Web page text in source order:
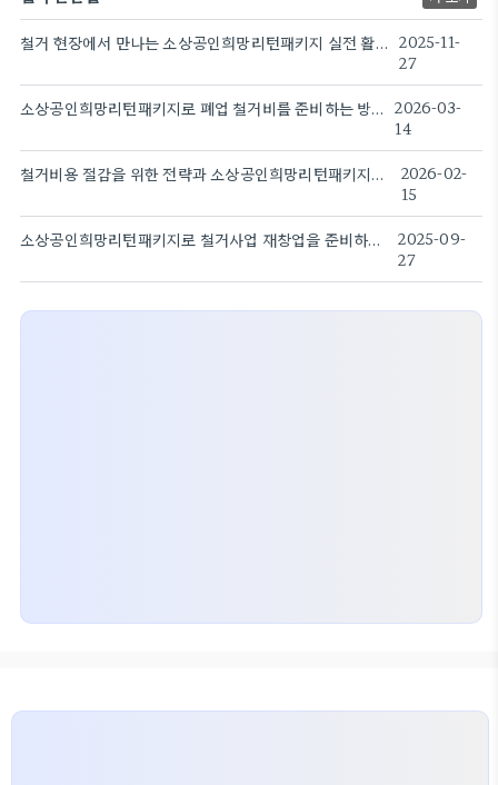
철거 현장에서 만나는 소상공인희망리턴패키지 실전 활용 2025-11-
27
소상공인희망리턴패키지로 폐업 철거비를 준비하는 방법
2026-03-
14
철거비용 절감을 위한 전략과 소상공인희망리턴패키지의 연결
2026-02-
15
소상공인희망리턴패키지로 철거사업 재창업을 준비하는 방법
2025-09-
27